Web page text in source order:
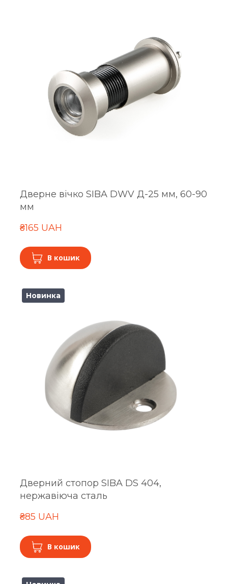
Дверне вічко SIBA DWV Д-25 мм, 60-90
мм
₴165 UAH
В кошик
Новинка
Дверний стопор SIBA DS 404,
нержавіюча сталь
₴85 UAH
В кошик